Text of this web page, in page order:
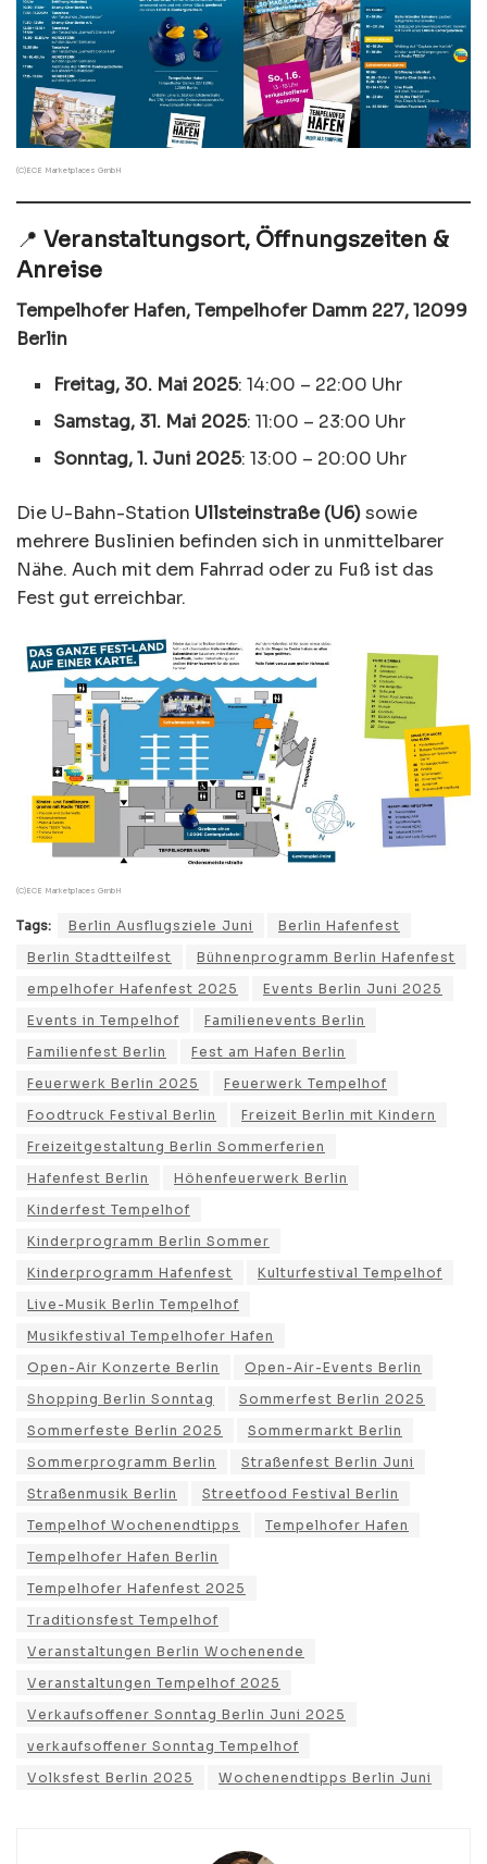
(C)ECE Marketplaces GmbH
📍 Veranstaltungsort, Öffnungszeiten &
Anreise
Tempelhofer Hafen, Tempelhofer Damm 227, 12099
Berlin
Freitag, 30. Mai 2025: 14:00 – 22:00 Uhr
Samstag, 31. Mai 2025: 11:00 – 23:00 Uhr
Sonntag, 1. Juni 2025: 13:00 – 20:00 Uhr
Die U-Bahn-Station Ullsteinstraße (U6)sowie
mehrere Buslinien befinden sich in unmittelbarer
Nähe. Auch mit dem Fahrrad oder zu Fuß ist das
Fest gut erreichbar.
(C)ECE Marketplaces GmbH
Tags: Berlin Ausflugsziele Juni
Berlin Hafenfest
Berlin Stadtteilfest
Bühnenprogramm Berlin Hafenfest
empelhofer Hafenfest 2025
Events Berlin Juni 2025
Events in Tempelhof
Familienevents Berlin
Familienfest Berlin
Fest am Hafen Berlin
Feuerwerk Berlin 2025
Feuerwerk Tempelhof
Foodtruck Festival Berlin
Freizeit Berlin mit Kindern
Freizeitgestaltung Berlin Sommerferien
Hafenfest Berlin
Höhenfeuerwerk Berlin
Kinderfest Tempelhof
Kinderprogramm Berlin Sommer
Kinderprogramm Hafenfest
Kulturfestival Tempelhof
Live-Musik Berlin Tempelhof
Musikfestival Tempelhofer Hafen
Open-Air Konzerte Berlin
Open-Air-Events Berlin
Shopping Berlin Sonntag
Sommerfest Berlin 2025
Sommerfeste Berlin 2025
Sommermarkt Berlin
Sommerprogramm Berlin
Straßenfest Berlin Juni
Straßenmusik Berlin
Streetfood Festival Berlin
Tempelhof Wochenendtipps
Tempelhofer Hafen
Tempelhofer Hafen Berlin
Tempelhofer Hafenfest 2025
Traditionsfest Tempelhof
Veranstaltungen Berlin Wochenende
Veranstaltungen Tempelhof 2025
Verkaufsoffener Sonntag Berlin Juni 2025
verkaufsoffener Sonntag Tempelhof
Volksfest Berlin 2025
Wochenendtipps Berlin Juni